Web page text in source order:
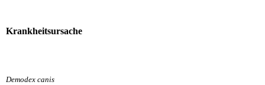
Krankheitsursache
Demodex canis